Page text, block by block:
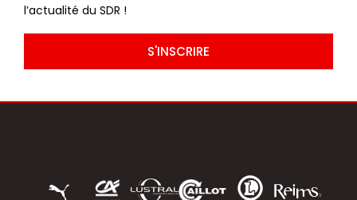
l’actualité du SDR !
S'INSCRIRE